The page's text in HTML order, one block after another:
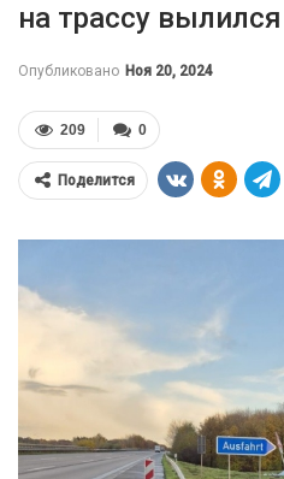
на трассу
Опубликовано Ноя 20, 2024
0
209
Поделится